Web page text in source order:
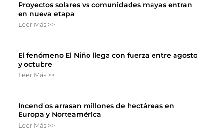
Proyectos solares vs comunidades mayas entran
en nueva etapa
Leer Más >>
El fenómeno El Niño llega con fuerza entre agosto
y octubre
Leer Más >>
Incendios arrasan millones de hectáreas en
Europa y Norteamérica
Leer Más >>